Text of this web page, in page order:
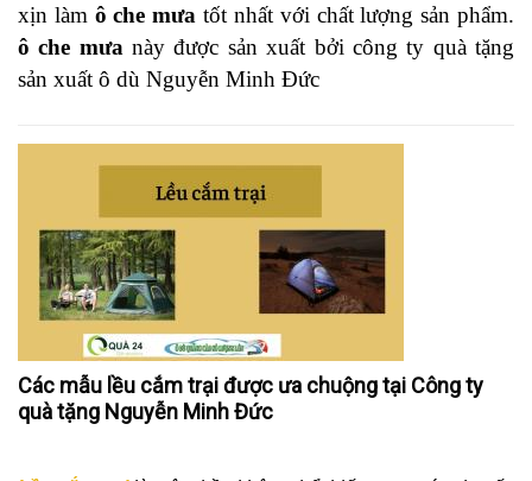
xịn làm ô che mưa tốt nhất với chất lượng sản phẩm.
ô che mưa này được sản xuất bởi công ty quà tặng
sản xuất ô dù Nguyễn Minh Đức
Các mẫu lều cắm trại được ưa chuộng tại Công ty
quà tặng Nguyễn Minh Đức